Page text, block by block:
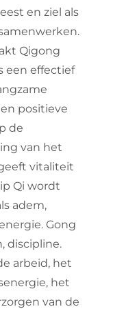
en ziel als
Qigong
een effectief
positieve
de
van het
vitaliteit
Qi wordt
adem,
Gong
discipline.
arbeid, het
het
van de